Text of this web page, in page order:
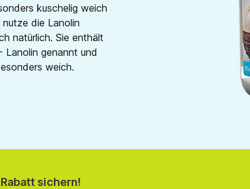
kuschelig weich
die Lanolin
natürlich. Sie enthält
Lanolin genannt und
weich.
sichern!